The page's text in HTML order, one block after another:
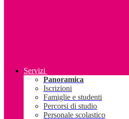
Servizi
Panoramica
Iscrizioni
Famiglie e studenti
Percorsi di studio
Personale scolastico